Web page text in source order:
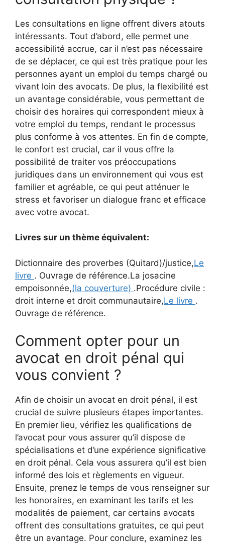
Les consultations en ligne offrent divers atouts
intéressants. Tout d’abord, elle permet une
accessibilité accrue, car il n’est pas nécessaire
de se déplacer, ce qui est très pratique pour les
personnes ayant un emploi du temps chargé ou
vivant loin des avocats. De plus, la flexibilité est
un avantage considérable, vous permettant de
choisir des horaires qui correspondent mieux à
votre emploi du temps, rendant le processus
plus conforme à vos attentes. En fin de compte,
le confort est crucial, car il vous offre la
possibilité de traiter vos préoccupations
juridiques dans un environnement qui vous est
familier et agréable, ce qui peut atténuer le
stress et favoriser un dialogue franc et efficace
avec votre avocat.
Livres sur un thème équivalent:
Dictionnaire des proverbes (Quitard)/justice,Le
livre . Ouvrage de référence.La josacine
empoisonnée,(la couverture) .Procédure civile :
droit interne et droit communautaire,Le livre .
Ouvrage de référence.
Comment opter pour un
avocat en droit pénal qui
vous convient ?
Afin de choisir un avocat en droit pénal, il est
crucial de suivre plusieurs étapes importantes.
En premier lieu, vérifiez les qualifications de
l’avocat pour vous assurer qu’il dispose de
spécialisations et d’une expérience significative
en droit pénal. Cela vous assurera qu’il est bien
informé des lois et règlements en vigueur.
Ensuite, prenez le temps de vous renseigner sur
les honoraires, en examinant les tarifs et les
modalités de paiement, car certains avocats
offrent des consultations gratuites, ce qui peut
être un avantage. Pour conclure, examinez les